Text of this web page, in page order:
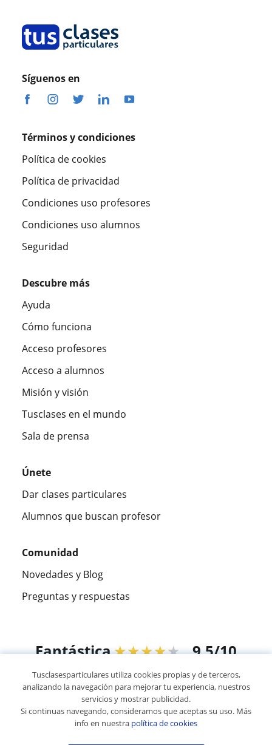
Síguenos en
Términos y condiciones
Política de cookies
Política de privacidad
Condiciones uso profesores
Condiciones uso alumnos
Seguridad
Descubre más
Ayuda
Cómo funciona
Acceso profesores
Acceso a alumnos
Misión y visión
Tusclases en el mundo
Sala de prensa
Únete
Dar clases particulares
Alumnos que buscan profesor
Comunidad
Novedades y Blog
Preguntas y respuestas
Fantástica★★★★★ 9,5/10
305915opiniones de alumnos
© 2007 - 2026 Tusclasesparticulares.com.ec
Tusclasesparticulares utiliza cookies propias y de terceros,
analizando la navegación para mejorar tu experiencia, nuestros
servicios y mostrar publicidad.
Si continuas navegando, consideramos que aceptas su uso. Más
info en nuestra política de cookies